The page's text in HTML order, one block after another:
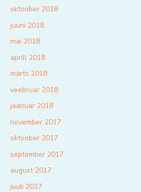
oktoober 2018
juuni 2018
mai 2018
aprill 2018
märts 2018
veebruar 2018
jaanuar 2018
november 2017
oktoober 2017
september 2017
august 2017
juuli 2017